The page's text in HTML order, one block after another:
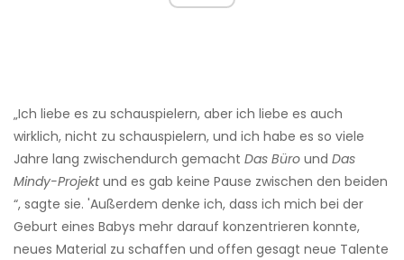
„Ich liebe es zu schauspielern, aber ich liebe es auch
wirklich, nicht zu schauspielern, und ich habe es so viele
Jahre lang zwischendurch gemacht Das Büro und Das
Mindy-Projektund es gab keine Pause zwischen den beiden
“, sagte sie. 'Außerdem denke ich, dass ich mich bei der
Geburt eines Babys mehr darauf konzentrieren konnte,
neues Material zu schaffen und offen gesagt neue Talente